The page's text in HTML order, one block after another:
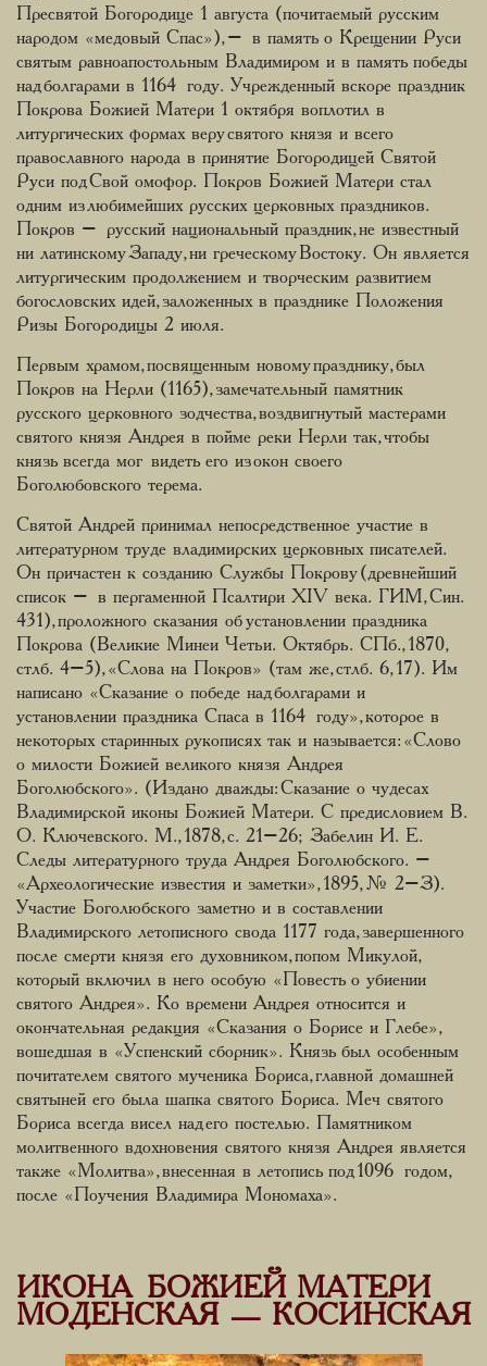
Пресвятой Богородице 1 августа (почитаемый русским
народом «медовый Спас»), – в память о Крещении Руси
святым равноапостольным Владимиром и в память победы
над болгарами в 1164 году. Учрежденный вскоре праздник
Покрова Божией Матери 1 октября воплотил в
литургических формах веру святого князя и всего
православного народа в принятие Богородицей Святой
Руси под Свой омофор. Покров Божией Матери стал
одним из любимейших русских церковных праздников.
Покров – русский национальный праздник, не известный
ни латинскому Западу, ни греческому Востоку. Он является
литургическим продолжением и творческим развитием
богословских идей, заложенных в празднике Положения
Ризы Богородицы 2 июля.
Первым храмом, посвященным новому празднику, был
Покров на Нерли (1165), замечательный памятник
русского церковного зодчества, воздвигнутый мастерами
святого князя Андрея в пойме реки Нерли так, чтобы
князь всегда мог видеть его из окон своего
Боголюбовского терема.
Святой Андрей принимал непосредственное участие в
литературном труде владимирских церковных писателей.
Он причастен к созданию Службы Покрову (древнейший
список – в пергаменной Псалтири ХIV века. ГИМ, Син.
431), проложного сказания об установлении праздника
Покрова (Великие Минеи Четьи. Октябрь. СПб., 1870,
стлб. 4–5), «Слова на Покров» (там же, стлб. 6, 17). Им
написано «Сказание о победе над болгарами и
установлении праздника Спаса в 1164 году», которое в
некоторых старинных рукописях так и называется: «Слово
о милости Божией великого князя Андрея
Боголюбского». (Издано дважды: Сказание о чудесах
Владимирской иконы Божией Матери. С предисловием В.
О. Ключевского. М., 1878, с. 21–26; Забелин И. Е.
Следы литературного труда Андрея Боголюбского. –
«Археологические известия и заметки», 1895, № 2–З).
Участие Боголюбского заметно и в составлении
Владимирского летописного свода 1177 года, завершенного
после смерти князя его духовником, попом Микулой,
который включил в него особую «Повесть о убиении
святого Андрея». Ко времени Андрея относится и
окончательная редакция «Сказания о Борисе и Глебе»,
вошедшая в «Успенский сборник». Князь был особенным
почитателем святого мученика Бориса, главной домашней
святыней его была шапка святого Бориса. Меч святого
Бориса всегда висел над его постелью. Памятником
молитвенного вдохновения святого князя Андрея является
также «Молитва», внесенная в летопись под 1096 годом,
после «Поучения Владимира Мономаха».
ИКОНА БОЖИЕЙ МАТЕРИ
МОДЕНСКАЯ — КОСИНСКАЯ